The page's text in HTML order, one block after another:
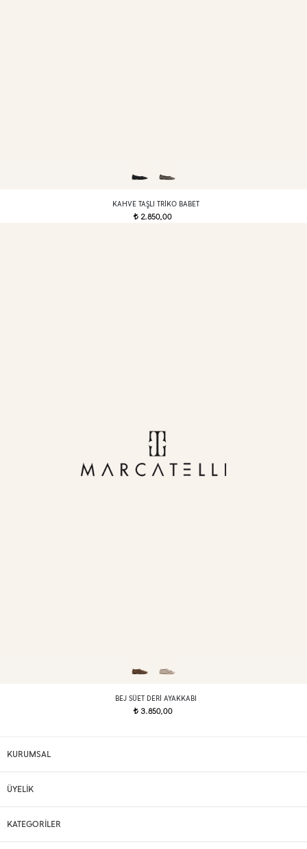
KAHVE TAŞLI TRIKO BABET
t 2.850,00
BEJ SÜET DERI AYAKKABI
t3.850,00
KURUMSAL
ÜYELİK
KATEGORİLER